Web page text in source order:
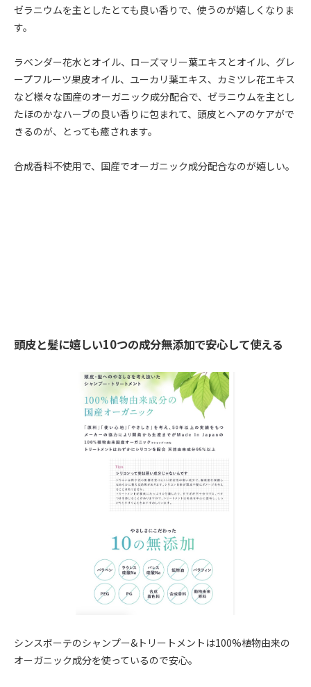
ゼラニウムを主としたとても良い香りで、使うのが嬉しくなりま
す。
ラベンダー花水とオイル、ローズマリー葉エキスとオイル、グレ
ープフルーツ果皮オイル、ユーカリ葉エキス、カミツレ花エキス
など様々な国産のオーガニック成分配合で、ゼラニウムを主とし
たほのかなハーブの良い香りに包まれて、頭皮とヘアのケアがで
きるのが、とっても癒されます。
合成香料不使用で、国産でオーガニック成分配合なのが嬉しい。
頭皮と髪に嬉しい10つの成分無添加で安心して使える
シンスボーテのシャンプー&トリートメントは100%植物由来の
オーガニック成分を使っているので安心。